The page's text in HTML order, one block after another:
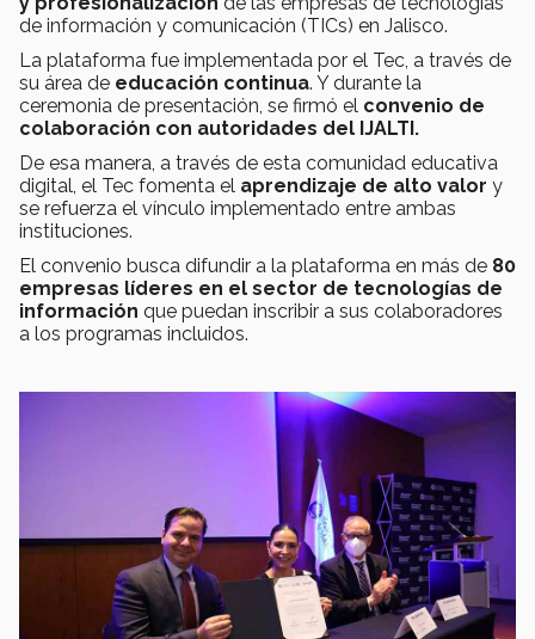
de información y comunicación (TICs) en Jalisco.
La plataforma fue implementada por el Tec, a través de
su área de educación continua. Y durante la
ceremonia de presentación, se firmó el convenio de
colaboración con autoridades del IJALTI.
De esa manera, a través de esta comunidad educativa
digital, el Tec fomenta el aprendizaje de alto valor y
se refuerza el vínculo implementado entre ambas
instituciones.
El convenio busca difundir a la plataforma en más de 80
empresas líderes en el sector de tecnologías de
información que puedan inscribir a sus colaboradores
a los programas incluidos.